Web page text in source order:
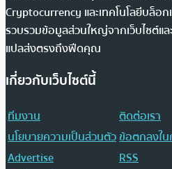
Cryptocurrency และเทคโนโลยีบล็อ
รวบรวมข้อมูลส่วนใหญ่จากเว็บไซต์แล
แปลส่งตรงถึงฟีดคุณ
เกี่ยวกับเว็บไซต์นี้
ทีมงาน
ติดต่อเรา
นโยบายความเป็นส่วนตัวข้อตกลงใน
Advertise
RSS